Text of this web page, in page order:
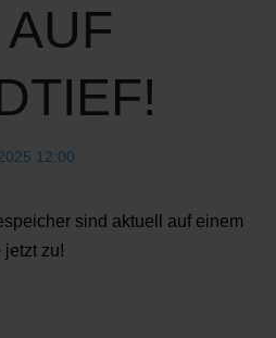
12:00
sind aktuell auf einem
jetzt zu!